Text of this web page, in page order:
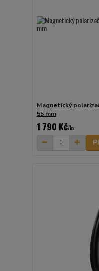
Magnetický
55 mm
1 790 Kč/ks